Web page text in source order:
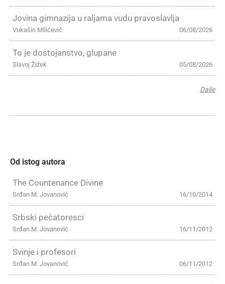
Jovina gimnazija u raljama vudu pravoslavlja
06/08/2026
Vukašin Milićević
To je dostojanstvo, glupane
05/08/2026
Slavoj Žižek
Dalje
Od istog autora
The Countenance Divine
16/10/2014
Srđan M. Jovanović
Srbski pečatoresci
16/11/2012
Srđan M. Jovanović
Svinje i profesori
06/11/2012
Srđan M. Jovanović